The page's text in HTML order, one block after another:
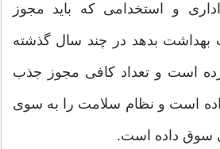
و استخدامی که باید مجوز
بهداشت بدهد در چند سال گذشته
است و تعداد کافی مجوز جذب
است و نظام سلامت را به سوی
سوق داده است.